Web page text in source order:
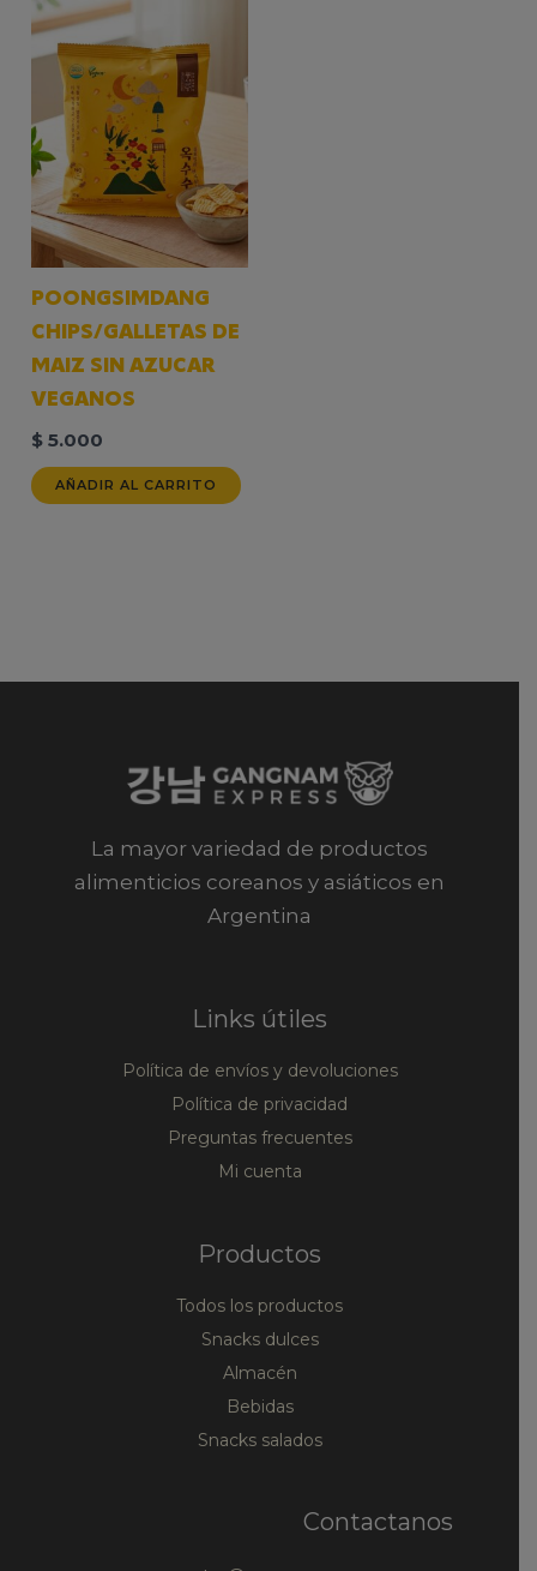
POONGSIMDANG
CHIPS/GALLETAS DE
MAIZ SIN AZUCAR
VEGANOS
$ 5.000
AÑADIR AL CARRITO
La mayor variedad de productos
alimenticios coreanos y asiáticos en
Argentina
Links útiles
Política de envíos y devoluciones
Política de privacidad
Preguntas frecuentes
Mi cuenta
Productos
Todos los productos
Snacks dulces
Almacén
Bebidas
Snacks salados
Contactanos